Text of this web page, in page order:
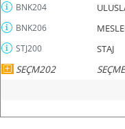
BNK204
BNK206
STJ200 STAJ
SEÇM202